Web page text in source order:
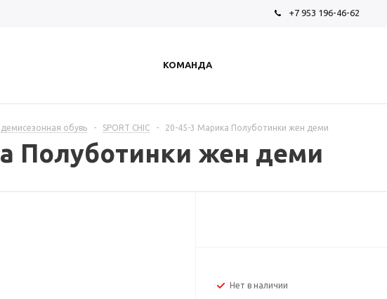
+7 953 196-46-62
КОМАНДА
обувь - SPORT CHIC - 20-45-3 Марика Полуботинки жен деми
Полуботинки жен деми
Нет в наличии